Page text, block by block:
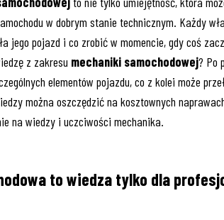
w dobrym stanie technicznym. Każdy
jego pojazd i co zrobić w momencie, gdy coś
z zakresu mechaniki samochodowej? Po
elementów pojazdu, co z kolei może
można oszczędzić na kosztownych
na wiedzy i uczciwości mechanika.
to wiedza tylko dla